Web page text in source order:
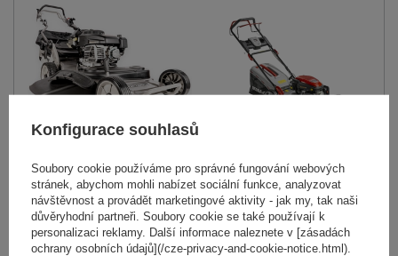
WEIBANG WB778SLC V-3IN1
Virtue 77 TBO - OFICIÁLNÍ
DISTRIBUTOR - AUTORIZOVANÝ
PRODEJCE WEIBANG
45 116,00 Kč
47 936,00 Kč
V200 Loncin, 53cm, 2 nože, GT
10 396,00 Kč
Konfigurace souhlasů
Soubory cookie používáme pro správné fungování webových
stránek, abychom mohli nabízet sociální funkce, analyzovat
návštěvnost a provádět marketingové aktivity - jak my, tak naši
důvěryhodní partneři. Soubory cookie se také používají k
personalizaci reklamy. Další informace naleznete v [zásadách
ochrany osobních údajů](/cze-privacy-and-cookie-notice.html).